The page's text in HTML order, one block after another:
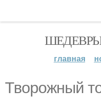
главная
Творожный